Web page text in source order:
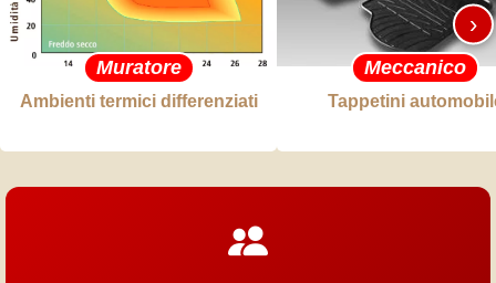
Muratore
Ambienti termici differenziati
Meccanico
Tappetini
›